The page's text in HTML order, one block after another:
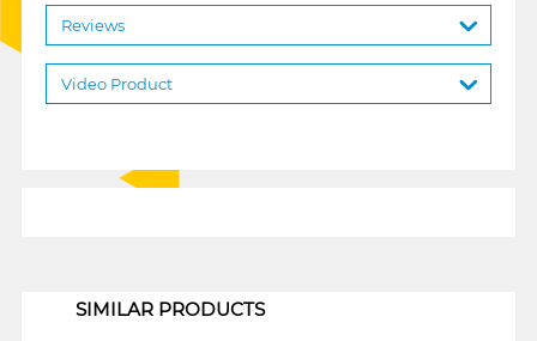
Reviews
Video Product
SIMILAR PRODUCTS